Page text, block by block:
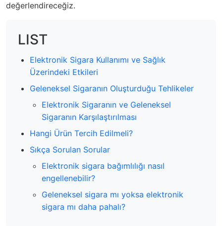
değerlendireceğiz.
LIST
Elektronik Sigara Kullanımı ve Sağlık
Üzerindeki Etkileri
Geleneksel Sigaranın Oluşturduğu Tehlikeler
Elektronik Sigaranın ve Geleneksel
Sigaranın Karşılaştırılması
Hangi Ürün Tercih Edilmeli?
Sıkça Sorulan Sorular
Elektronik sigara bağımlılığı nasıl
engellenebilir?
Geleneksel sigara mı yoksa elektronik
sigara mı daha pahalı?